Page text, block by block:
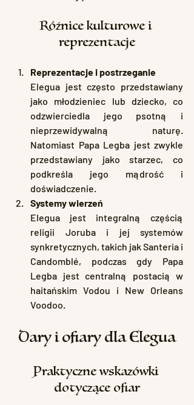
Różnice kulturowe i
reprezentacje
Reprezentacje i postrzeganie
Elegua jest często przedstawiany
jako młodzieniec lub dziecko, co
odzwierciedla jego psotną i
nieprzewidywalną naturę.
Natomiast Papa Legba jest zwykle
przedstawiany jako starzec, co
podkreśla jego mądrość i
doświadczenie.
Systemy wierzeń
Elegua jest integralną częścią
religii Joruba i jej systemów
synkretycznych, takich jak Santeria i
Candomblé, podczas gdy Papa
Legba jest centralną postacią w
haitańskim Vodou i New Orleans
Voodoo.
Dary i ofiary dla Elegua
Praktyczne wskazówki
dotyczące ofiar